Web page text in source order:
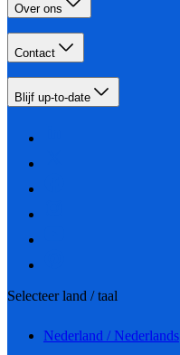
Over ons
Contact
Blijf up-to-date
Selecteer land / taal
Nederland / Nederlands